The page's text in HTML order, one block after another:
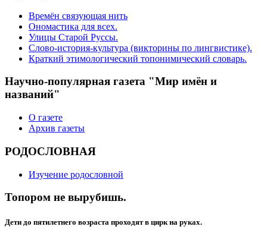
Времён связующая нить
Ономастика для всех.
Улицы Старой Руссы.
Слово-история-культура (викторины по лингвистике).
Краткий этимологический топонимический словарь.
Научно-популярная газета "Мир имён и
названий"
О газете
Архив газеты
РОДОСЛОВНАЯ
Изучение родословной
Топором не вырубишь.
Дети до пятилетнего возраста проходят в цирк на руках.